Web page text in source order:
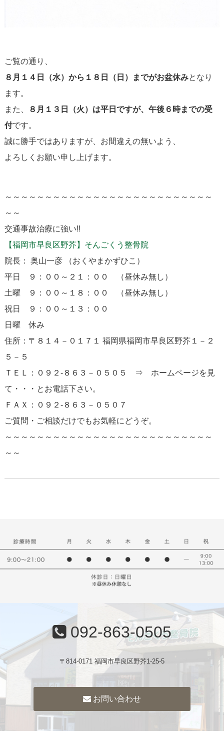
ご覧の通り、
８月１４日（水）から１８日（日）までがお盆休みとなり
ます。
また、
８月１３日（火）は平日ですが、午後６時までの受
付です。
誠に勝手ではありますが、お間違えの無いよう、
よろしくお願い申し上げます。
～～～～～～～～～～～～～～～～～～～～～～～～～～
～～
交通事故治療に強い!!
【福岡市早良区野芥】そんごくう整骨院
院長： 奥山一彦 （おくやまかずひこ）
平日 ９：００～２１：００ （昼休み無し）
土曜 ９：００～１８：００ （昼休み無し）
祝日 ９：００～１３：００
日曜 休み
住所：〒８１４－０１７１ 福岡県福岡市早良区野芥１－２
５－５
ＴＥＬ：０９２-８６３－０５０５ ⇒ ホームページを見
て・・・とお電話下さい。
ＦＡＸ：０９２-８６３－０５０７
ご質問・ご相談だけでもお気軽にどうぞ。
～～～～～～～～～～～～～～～～～～～～～～～～～～
～～
092-863-0505
〒814-0171 福岡市早良区野芥1-25-5
お問い合わせ